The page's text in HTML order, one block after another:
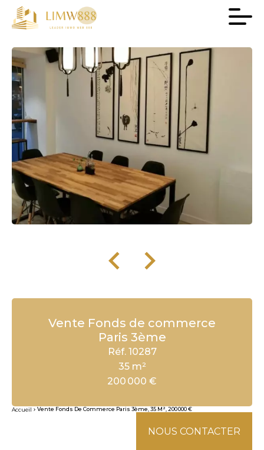
Vente Fonds de commerce
Paris 3ème
Réf. 10287
35 m²
200 000 €
Accueil Vente Fonds De Commerce Paris 3ème, 35 M², 200 000 €
NOUS CONTACTER